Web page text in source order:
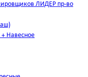
ЛИДЕР пр-во
Навесное